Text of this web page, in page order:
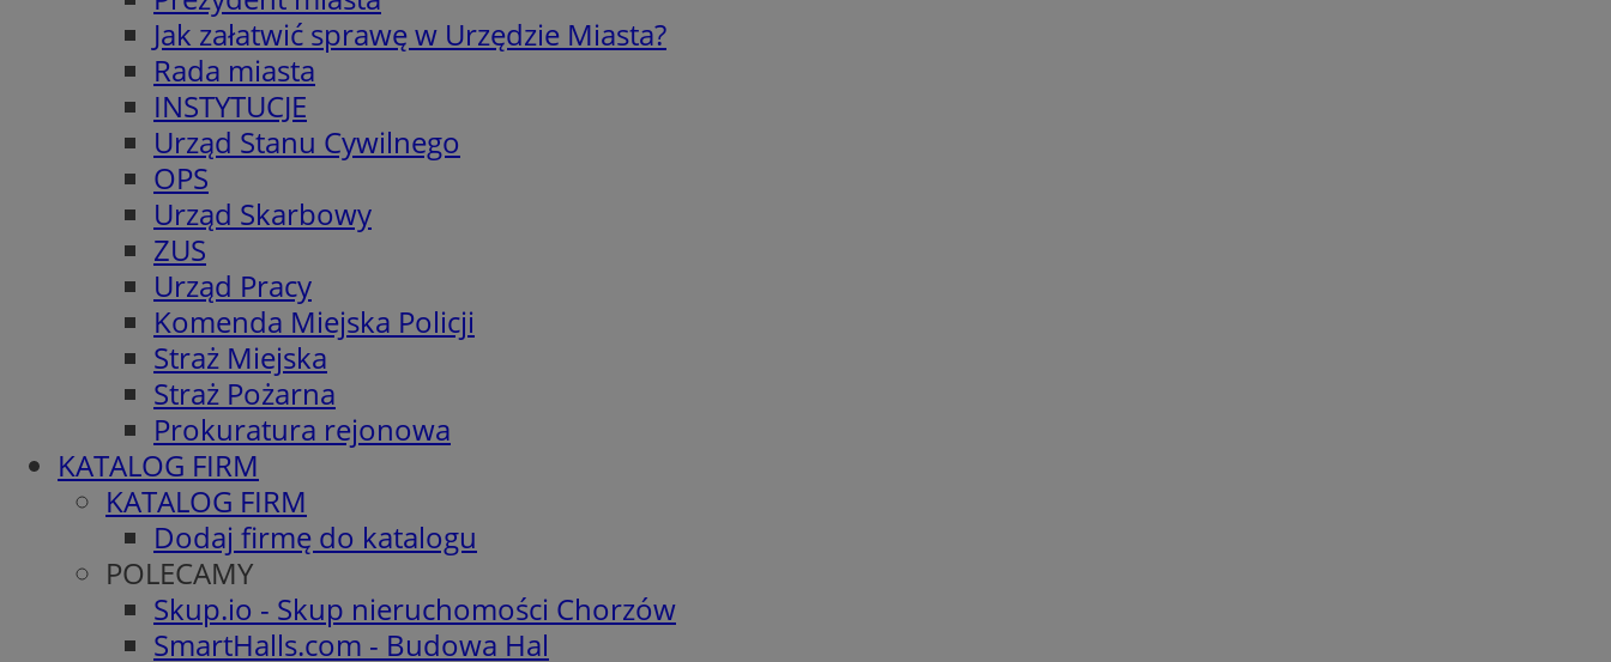
Jak załatwić sprawę w Urzędzie Miasta?
Rada miasta
INSTYTUCJE
Urząd Stanu Cywilnego
OPS
Urząd Skarbowy
ZUS
Urząd Pracy
Komenda Miejska Policji
Straż Miejska
Straż Pożarna
Prokuratura rejonowa
KATALOG FIRM
KATALOG FIRM
Dodaj firmę do katalogu
POLECAMY
Skup.io - Skup nieruchomości Chorzów
SmartHalls.com - Budowa Hal